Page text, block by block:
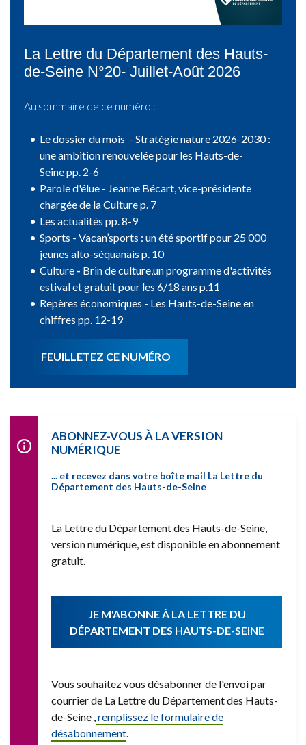
La Lettre du Département des Hauts-
de-Seine N°20- Juillet-Août 2026
Au sommaire de ce numéro :
Le dossier du mois - Stratégie nature 2026-2030 :
une ambition renouvelée pour les Hauts-de-
Seine pp. 2-6
Parole d'élue - Jeanne Bécart, vice-présidente
chargée de la Culture p. 7
Les actualités pp. 8-9
Sports - Vacan’sports : un été sportif pour 25 000
jeunes alto-séquanais p. 10
Culture - Brin de culture,un programme d'activités
estival et gratuit pour les 6/18 ans p.11
Repères économiques - Les Hauts-de-Seine en
chiffres pp. 12-19
FEUILLETEZ CE NUMÉRO
ABONNEZ-VOUS À LA VERSION
NUMÉRIQUE
... et recevez dans votre boîte mail La Lettre du
Département des Hauts-de-Seine
La Lettre du Département des Hauts-de-Seine,
version numérique, est disponible en abonnement
gratuit.
JE M'ABONNE À LA LETTRE DU
DÉPARTEMENT DES HAUTS-DE-SEINE
Vous souhaitez vous désabonner de l'envoi par
courrier de La Lettre du Département des Hauts-
de-Seine ,remplissez le formulaire de
désabonnement.